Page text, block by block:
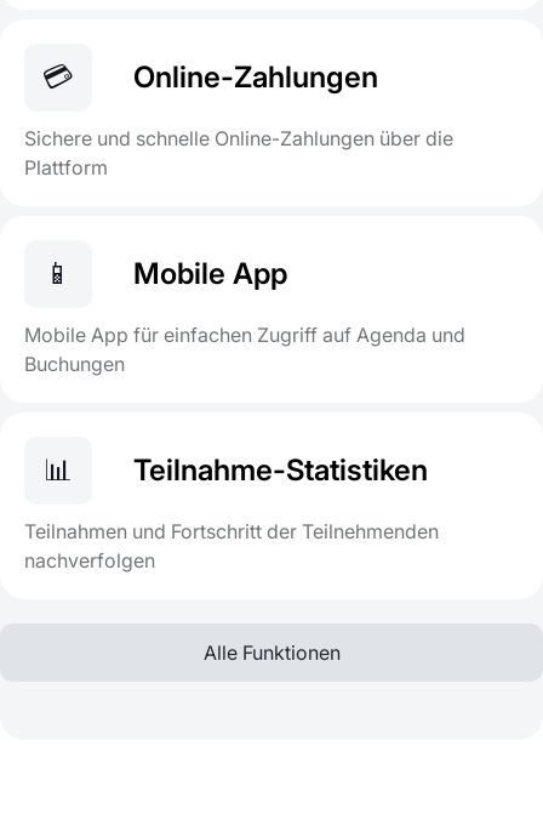
💳 Online-Zahlungen
Sichere und schnelle Online-Zahlungen über die
Plattform
📱 Mobile App
Mobile App für einfachen Zugriff auf Agenda und
Buchungen
📊 Teilnahme-Statistiken
Teilnahmen und Fortschritt der Teilnehmenden
nachverfolgen
Alle Funktionen